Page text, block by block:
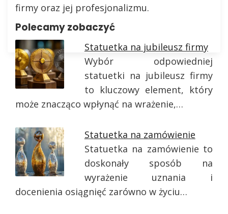
firmy oraz jej profesjonalizmu.
Polecamy zobaczyć
Statuetka na jubileusz firmy
Wybór odpowiedniej
statuetki na jubileusz firmy
to kluczowy element, który
może znacząco wpłynąć na wrażenie,…
Statuetka na zamówienie
Statuetka na zamówienie to
doskonały sposób na
wyrażenie uznania i
docenienia osiągnięć zarówno w życiu…